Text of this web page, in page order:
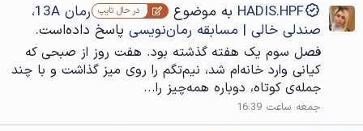
HADIS.HPF به موضوع در حال تایپ
رمان 13A،
صندلی خالی | مسابقه رمان‌نویسی پاسخ داده‌است.
فصل سوم یک هفته گذشته بود. هفت روز از صبحی که
کیانی وارد خانه‌ام شد، نیم‌تگم را روی میز گذاشت و با چند
جمله‌ی کوتاه، دوباره همه‌چیز را...
جمعه ساعت 16:39